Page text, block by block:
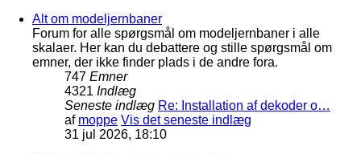
Alt om modeljernbaner
Forum for alle spørgsmål om modeljernbaner i alle
skalaer. Her kan du debattere og stille spørgsmål om
emner, der ikke finder plads i de andre fora.
747 Emner
4321 Indlæg
Seneste indlæg Re: Installation af dekoder o…
af moppe Vis det seneste indlæg
31 jul 2026, 18:10